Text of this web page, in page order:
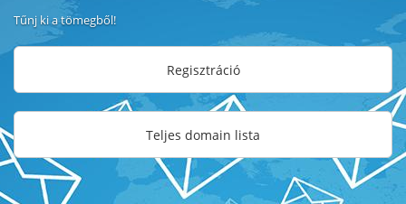
Tűnj ki a tömegből!
Regisztráció
Teljes domain lista